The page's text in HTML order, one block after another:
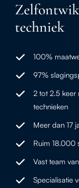
techniek
100%
97%
2 tot 2.5 keer
technieken
Meer dan 17
Ruim 18.000
Vast team
Specialisatie